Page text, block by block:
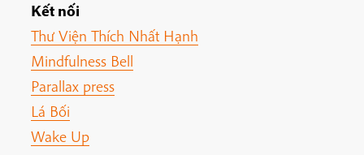
Kết nối
Thư Viện Thích Nhất Hạnh
Mindfulness Bell
Parallax press
Lá Bối
Wake Up